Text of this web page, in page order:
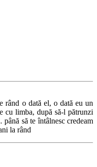
rând o dată el, o dată eu un
cu limba, după să-l pătrunzi
să te întâlnesc credeam
la rând